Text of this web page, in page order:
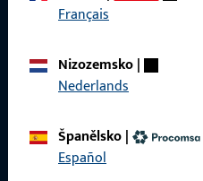
Français
Nizozemsko|
Nederlands
Španělsko|
Español